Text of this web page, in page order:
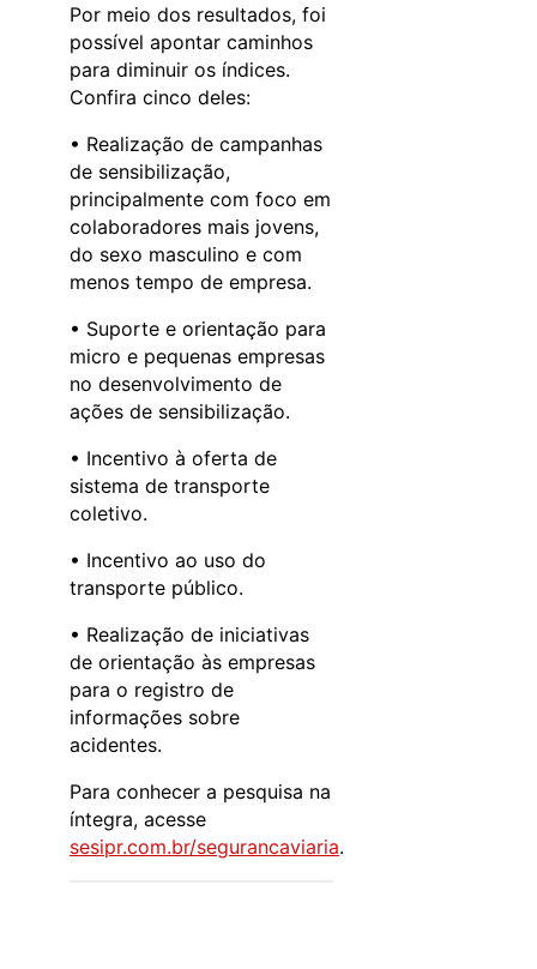
Por meio dos resultados, foi
possível apontar caminhos
para diminuir os índices.
Confira cinco deles:
• Realização de campanhas
de sensibilização,
principalmente com foco em
colaboradores mais jovens,
do sexo masculino e com
menos tempo de empresa.
• Suporte e orientação para
micro e pequenas empresas
no desenvolvimento de
ações de sensibilização.
• Incentivo à oferta de
sistema de transporte
coletivo.
• Incentivo ao uso do
transporte público.
• Realização de iniciativas
de orientação às empresas
para o registro de
informações sobre
acidentes.
Para conhecer a pesquisa na
íntegra, acesse
sesipr.com.br/segurancaviaria.